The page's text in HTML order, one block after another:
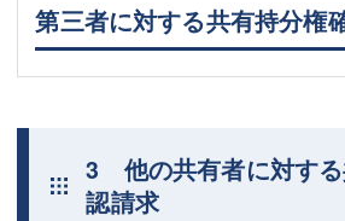
第三者に対する共有持分権
3 他の共有者に対す
認請求